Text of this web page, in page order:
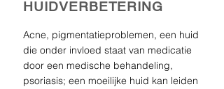
HUIDVERBETERING
Acne, pigmentatieproblemen, een huid
die onder invloed staat van medicatie
door een medische behandeling,
psoriasis; een moeilijke huid kan leiden